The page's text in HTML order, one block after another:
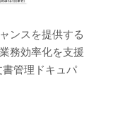
ンスを提供する
務効率化を支援
管理ドキュパ